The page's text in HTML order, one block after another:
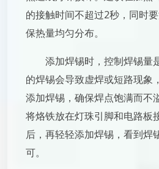
的接触时间不超过2秒，同时
保热量均匀分布。
添加焊锡时，控制焊锡量
的焊锡会导致虚焊或短路现象
添加焊锡，确保焊点饱满而不
将烙铁放在灯珠引脚和电路板
后，再轻轻添加焊锡，看到焊
可。